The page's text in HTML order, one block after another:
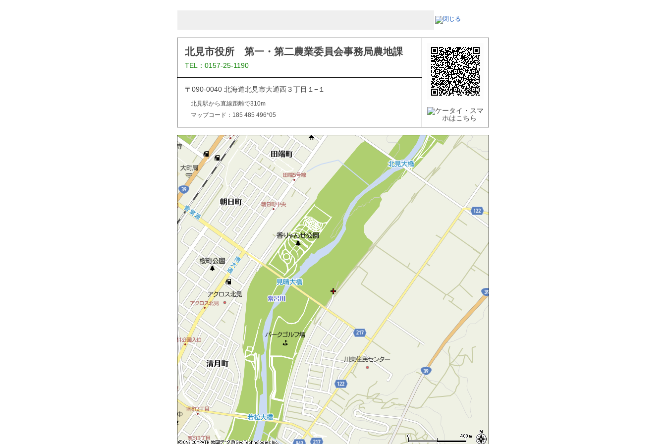
北見市役所 第一・第二農業委員会事務局農地課
TEL：0157-25-1190
〒090-0040 北海道北見市大通西３丁目１−１
北見駅から直線距離で310m
マップコード：185 485 496*05